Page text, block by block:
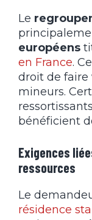
Le
européens
en France.
droit de faire
mineurs.
bénéficient
Exigences
ressources
Le
résidence